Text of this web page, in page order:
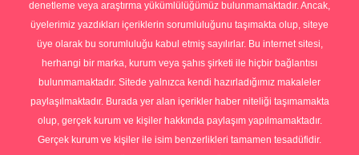
denetleme veya araştırma yükümlülüğümüz bulunmamaktadır. Ancak,
üyelerimiz yazdıkları içeriklerin sorumluluğunu taşımakta olup, siteye
üye olarak bu sorumluluğu kabul etmiş sayılırlar. Bu internet sitesi,
herhangi bir marka, kurum veya şahıs şirketi ile hiçbir bağlantısı
bulunmamaktadır. Sitede yalnızca kendi hazırladığımız makaleler
paylaşılmaktadır. Burada yer alan içerikler haber niteliği taşımamakta
olup, gerçek kurum ve kişiler hakkında paylaşım yapılmamaktadır.
Gerçek kurum ve kişiler ile isim benzerlikleri tamamen tesadüfidir.